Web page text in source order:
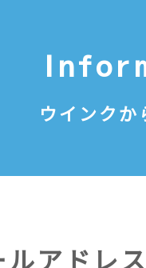
ウインクか
ルアドレ